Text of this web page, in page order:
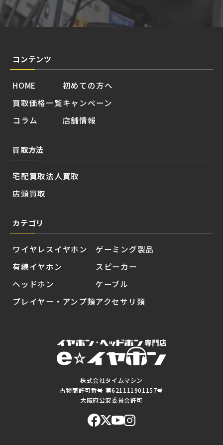
株式会社タイムマシン
古物商許可番号 第621111901157号
大阪府公安委員会許可
コンテンツ
HOME
買取価格一覧
コラム
初めての方へ
キャンペーン
店舗情報
買取方法
宅配買取
店頭買取
法人買取
カテゴリ
ワイヤレスイヤホン
有線イヤホン
ヘッドホン
プレイヤー・アンプ類
ゲーミング製品
スピーカー
ケーブル
アクセサリ類